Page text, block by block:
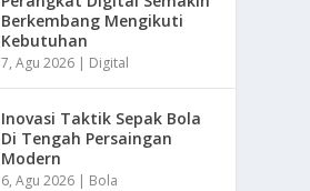
Berkembang Mengikuti
Kebutuhan
7, Agu 2026 | Digital
Inovasi Taktik Sepak Bola
Di Tengah Persaingan
Modern
6, Agu 2026 | Bola